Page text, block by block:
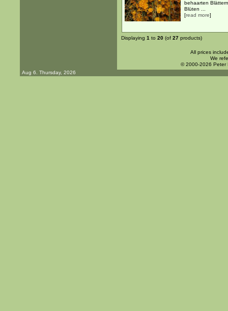
behaarten
Blüten ...
[read more]
Displaying 1 to 20 (of 27 products)
All prices
We
© 2000-2026 Peter
Aug 6. Thursday, 2026